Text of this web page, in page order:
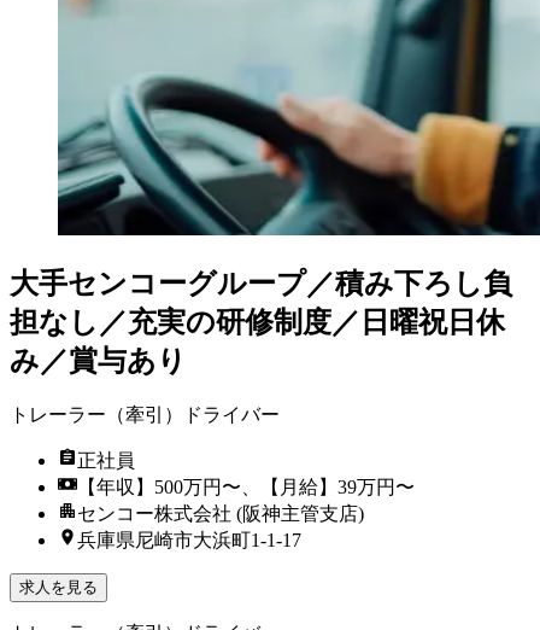
大手センコーグループ／積み下ろし負
担なし／充実の研修制度／日曜祝日休
み／賞与あり
トレーラー（牽引）ドライバー
正社員
【年収】500万円〜、【月給】39万円〜
センコー株式会社 (阪神主管支店)
兵庫県尼崎市大浜町1-1-17
求人を見る